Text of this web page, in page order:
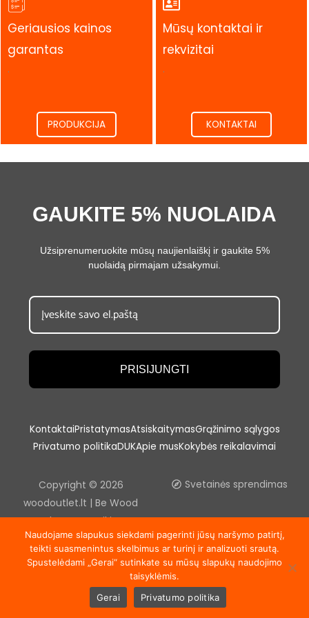
Geriausios kainos
garantas
.
PRODUKCIJA
Mūsų kontaktai ir
rekvizitai
.
KONTAKTAI
GAUKITE 5% NUOLAIDA
Užsiprenumeruokite mūsų naujienlaiškį ir gaukite 5%
nuolaidą pirmajam užsakymui.
PRISIJUNGTI
KontaktaiPristatymasAtsiskaitymasGrąžinimo sąlygos
Privatumo politikaDUKApie musKokybės reikalavimai
Copyright © 2026
woodoutlet.lt | Be Wood
outlet, UAB sutikimo
draudžiama kopijuoti ir platinti
svetainėje esančią
Svetainės sprendimas
Naudojame slapukus siekdami pagerinti jūsų naršymo patirtį,
teikti suasmenintus skelbimus ar turinį ir analizuoti srautą.
Spustelėdami „Gerai“ sutinkate su mūsų slapukų naudojimo
taisyklėmis.
Gerai
Privatumo politika